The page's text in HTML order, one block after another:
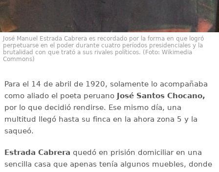
José Manuel Estrada Cabrera es recordado por la forma en que logró
perpetuarse en el poder durante cuatro períodos presidenciales y la
brutalidad con que trató a sus rivales políticos. (Foto: Wikimedia
Commons)
Para el 14 de abril de 1920, solamente lo acompañaba
como aliado el poeta peruano José Santos Chocano,
por lo que decidió rendirse. Ese mismo día, una
multitud llegó hasta su finca en la ahora zona 5 y la
saqueó.
Estrada Cabrera quedó en prisión domiciliar en una
sencilla casa que apenas tenía algunos muebles, donde